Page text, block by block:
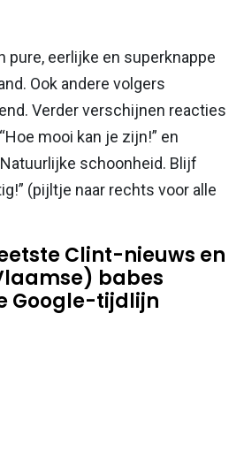
pure, eerlijke en superknappe
Ook andere volgers
Verder verschijnen reacties
mooi kan je zijn!” en
schoonheid. Blijf
(pijltje naar rechts voor alle
Clint-nieuws en
babes
Google-tijdlijn